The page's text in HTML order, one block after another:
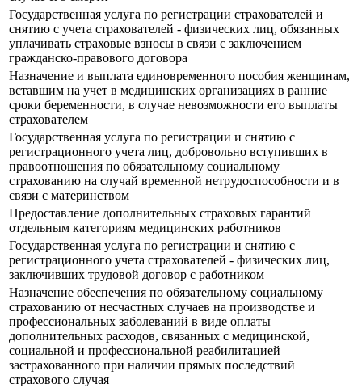
Государственная услуга по регистрации страхователей и
снятию с учета страхователей - физических лиц, обязанных
уплачивать страховые взносы в связи с заключением
гражданско-правового договора
Назначение и выплата единовременного пособия женщинам,
вставшим на учет в медицинских организациях в ранние
сроки беременности, в случае невозможности его выплаты
страхователем
Государственная услуга по регистрации и снятию с
регистрационного учета лиц, добровольно вступивших в
правоотношения по обязательному социальному
страхованию на случай временной нетрудоспособности и в
связи с материнством
Предоставление дополнительных страховых гарантий
отдельным категориям медицинских работников
Государственная услуга по регистрации и снятию с
регистрационного учета страхователей - физических лиц,
заключивших трудовой договор с работником
Назначение обеспечения по обязательному социальному
страхованию от несчастных случаев на производстве и
профессиональных заболеваний в виде оплаты
дополнительных расходов, связанных с медицинской,
социальной и профессиональной реабилитацией
застрахованного при наличии прямых последствий
страхового случая